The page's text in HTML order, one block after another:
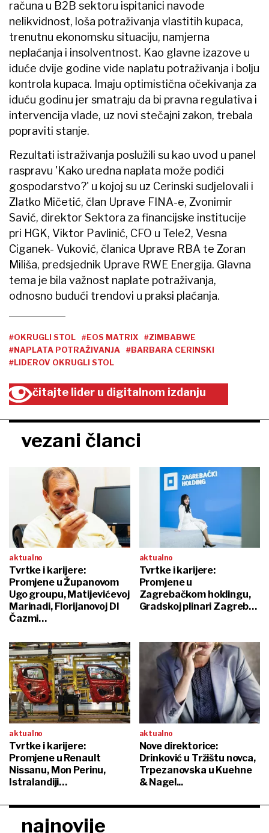
računa u B2B sektoru ispitanici navode
nelikvidnost, loša potraživanja vlastitih kupaca,
trenutnu ekonomsku situaciju, namjerna
neplaćanja i insolventnost. Kao glavne izazove u
iduće dvije godine vide naplatu potraživanja i bolju
kontrola kupaca. Imaju optimistična očekivanja za
iduću godinu jer smatraju da bi pravna regulativa i
intervencija vlade, uz novi stečajni zakon, trebala
popraviti stanje.
Rezultati istraživanja poslužili su kao uvod u panel
raspravu 'Kako uredna naplata može podići
gospodarstvo?' u kojoj su uz Cerinski sudjelovali i
Zlatko Mičetić, član Uprave FINA-e, Zvonimir
Savić, direktor Sektora za financijske institucije
pri HGK, Viktor Pavlinić, CFO u Tele2, Vesna
Ciganek- Vuković, članica Uprave RBA te Zoran
Miliša, predsjednik Uprave RWE Energija. Glavna
tema je bila važnost naplate potraživanja,
odnosno budući trendovi u praksi plaćanja.
#OKRUGLI STOL #EOS MATRIX
#ZIMBABWE
#NAPLATA POTRAŽIVANJA
#BARBARA CERINSKI
#LIDEROV OKRUGLI STOL
čitajte lider u digitalnom izdanju
vezani članci
aktualno
Tvrtke i karijere:
Promjene u Županovom
Ugo groupu, Matijevićevoj
Marinadi, Florijanovoj DI
Čazmi…
aktualno
Tvrtke i karijere:
Promjene u
Zagrebačkom holdingu,
Gradskoj plinari Zagreb…
aktualno
Tvrtke i karijere:
Promjene u Renault
Nissanu, Mon Perinu,
Istralandiji…
aktualno
Nove direktorice:
Drinković u Tržištu novca,
Trpezanovska u Kuehne
& Nagel...
najnovije